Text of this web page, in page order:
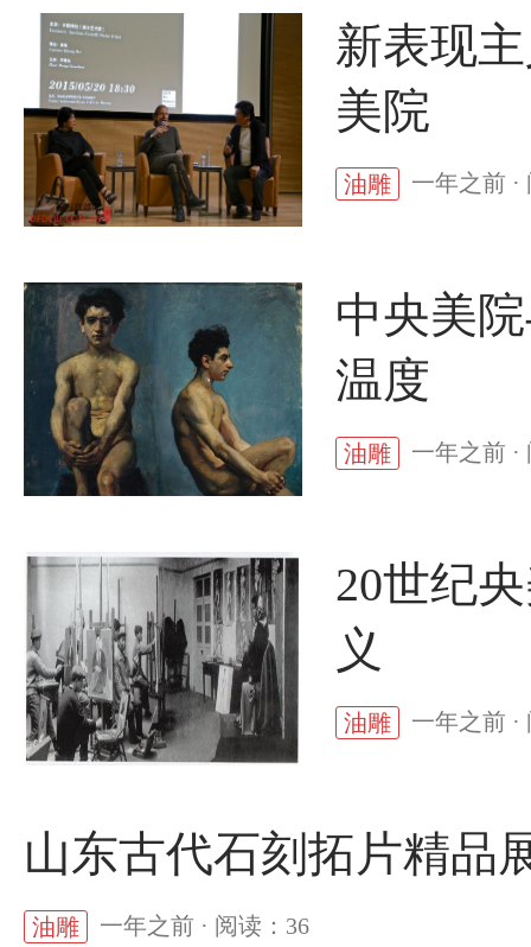
新表现
美院
油雕 一年之前 ·
中央美
温度
油雕 一年之前 ·
20世纪
义
油雕 一年之前 ·
山东古代石刻拓片精品
油雕 一年之前 · 阅读：36